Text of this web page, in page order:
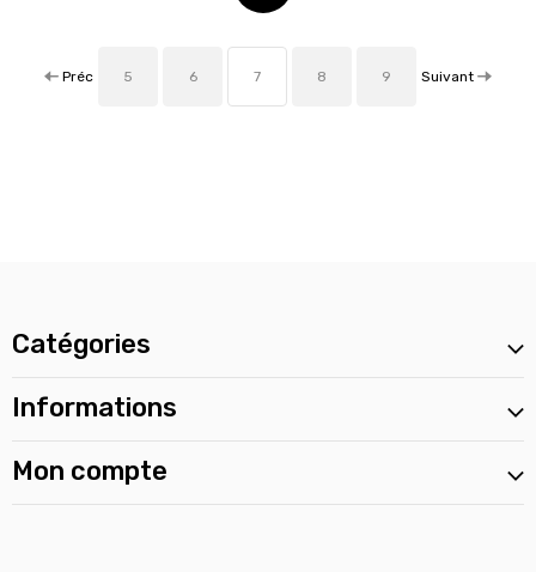
Préc 5 6 7 8 9 Suivant
Catégories
Informations
Mon compte